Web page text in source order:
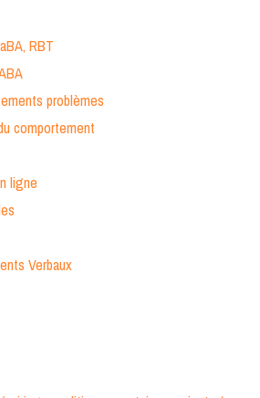
RBT
problèmes
comportement
ligne
Verbaux